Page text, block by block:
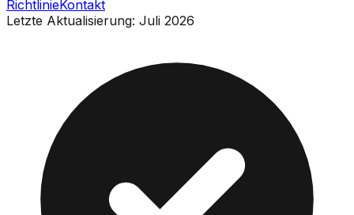
RichtlinieKontakt
Letzte Aktualisierung: Juli 2026